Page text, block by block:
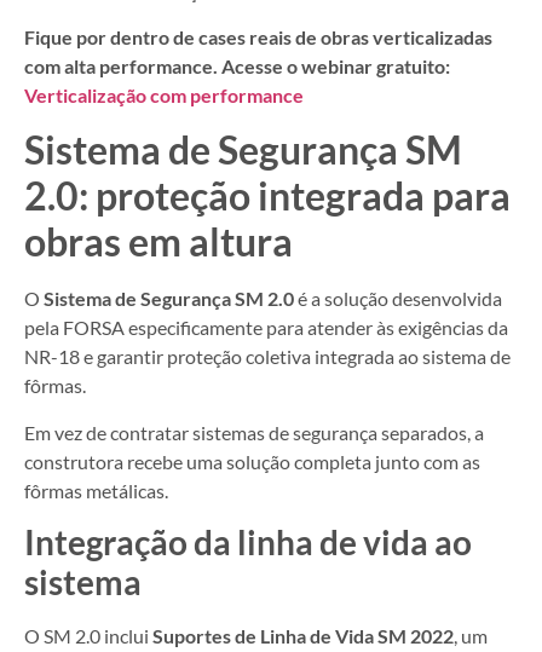
Fique por dentro de cases reais de obras verticalizadas
com alta performance. Acesse o webinar gratuito:
Verticalização com performance
Sistema de Segurança SM
2.0: proteção integrada para
obras em altura
O Sistema de Segurança SM 2.0é a solução desenvolvida
pela FORSA especificamente para atender às exigências da
NR-18 e garantir proteção coletiva integrada ao sistema de
fôrmas.
Em vez de contratar sistemas de segurança separados, a
construtora recebe uma solução completa junto com as
fôrmas metálicas.
Integração da linha de vida ao
sistema
O SM 2.0 inclui Suportes de Linha de Vida SM 2022, um